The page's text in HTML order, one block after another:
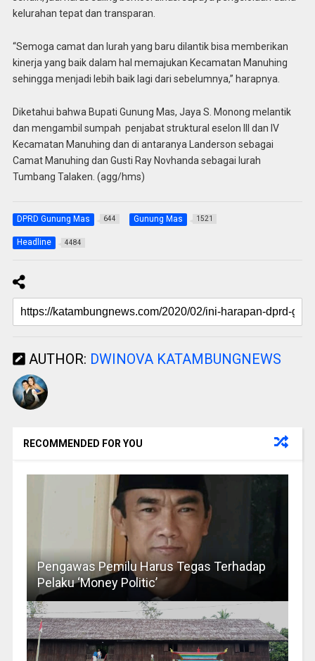
kelurahan tepat dan transparan.
“Semoga camat dan lurah yang baru dilantik bisa memberikan
kinerja yang baik dalam hal memajukan Kecamatan Manuhing
sehingga menjadi lebih baik lagi dari sebelumnya,” harapnya.
Diketahui bahwa Bupati Gunung Mas, Jaya S. Monong melantik
dan mengambil sumpah penjabat struktural eselon III dan IV
Kecamatan Manuhing dan di antaranya Landerson sebagai
Camat Manuhing dan Gusti Ray Novhanda sebagai lurah
Tumbang Talaken. (agg/hms)
DPRD Gunung Mas 644 Gunung Mas 1521
Headline 4484
AUTHOR: DWINOVA KATAMBUNGNEWS
RECOMMENDED FOR YOU
Pengawas Pemilu Harus Tegas Terhadap
Pelaku ‘Money Politic’